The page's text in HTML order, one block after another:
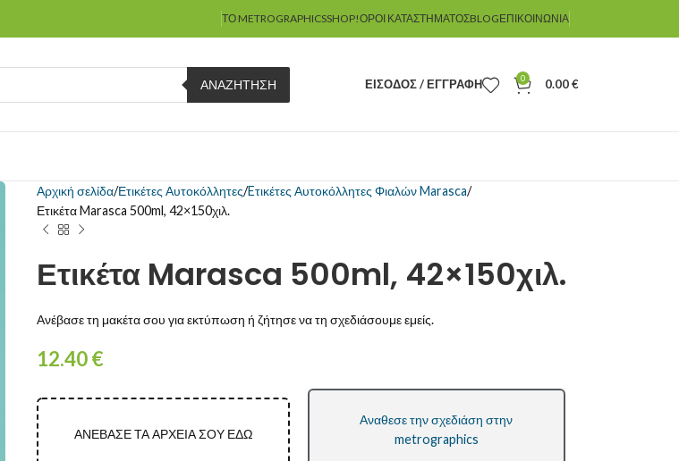
ΤΟ METROGRAPHICSSHOP!ΌΡΟΙ ΚΑΤΑΣΤΉΜΑΤΟΣBLOGΕΠΙΚΟΙΝΩΝΊΑ
ΑΝΑΖΉΤΗΣΗ ΕΊΣΟΔΟΣ / ΕΓΓΡΑΦΉ 0 0.00€
Αρχική σελίδα Ετικέτες Αυτοκόλλητες Eτικέτες Αυτοκόλλητες Φιαλών Marasca
Ετικέτα Marasca 500ml, 42×150χιλ.
Ετικέτα Marasca 500ml, 42×150χιλ.
Ανέβασε τη μακέτα σου για εκτύπωση ή ζήτησε να τη σχεδιάσουμε εμείς.
12.40€
ΑΝΕΒΑΣΕ ΤΑ ΑΡΧΕΙΑ ΣΟΥ ΕΔΩ
Αναθεσε την σχεδιάση στην
metrographics